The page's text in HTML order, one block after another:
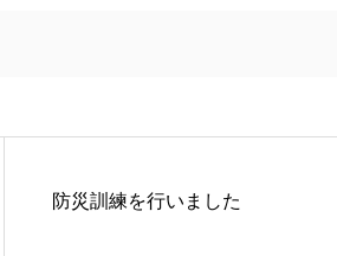
防災訓練を行いました